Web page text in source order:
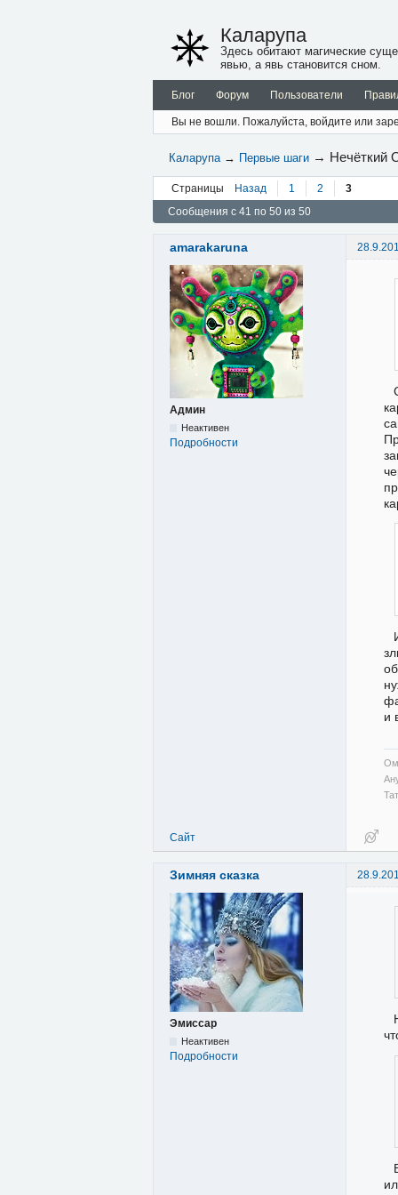
Каларупа
Здесь обитают магические
явью, а явь становится сном.
Блог Форум Пользователи
Вы не вошли. Пожалуйста, войдите или
Каларупа → Первые шаги → Нечёткий
Страницы Назад 1 2 3
Сообщения с 41 по 50 из 50
amarakaruna
Админ
Неактивен
Подробности
и
Ом
Сайт
Зимняя сказка
Эмиссар
Неактивен
Подробности